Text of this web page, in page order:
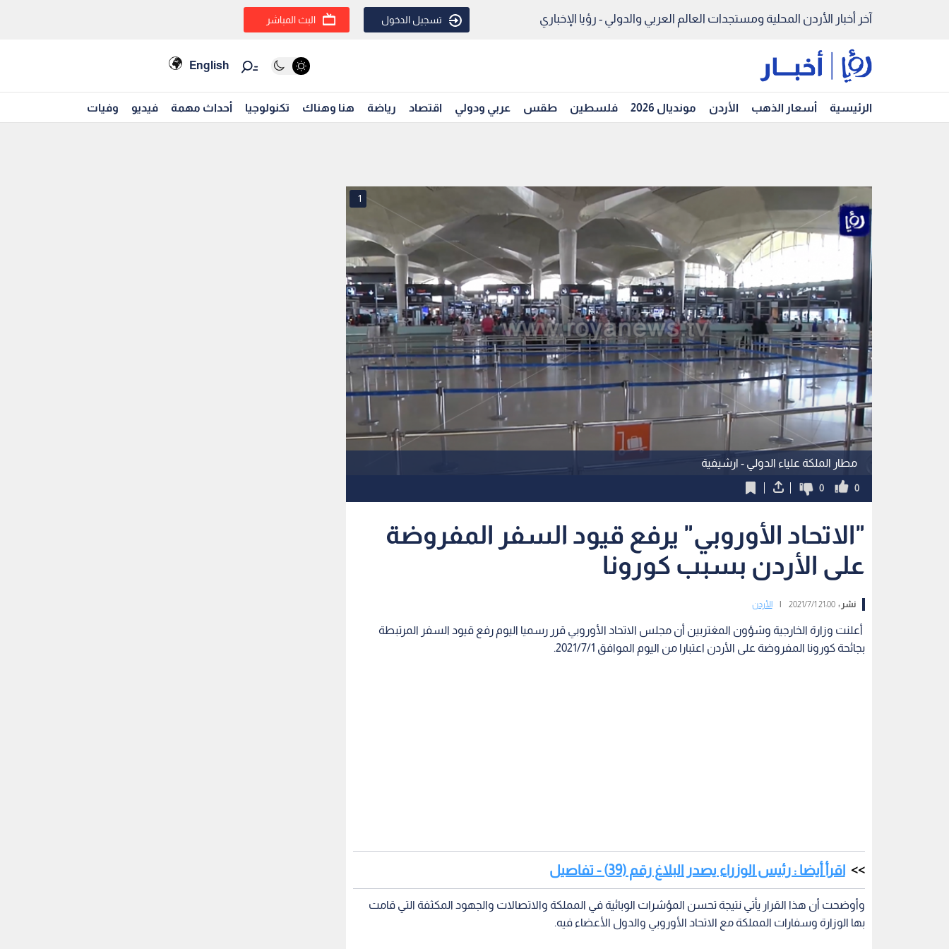
آخر أخبار الأردن المحلية ومستجدات العالم العربي والدولي - رؤيا الإخباري تسجيل الدخول البث المباشر
English
الرئيسية أسعار الذهب الأردن مونديال 2026 فلسطين طقس عربي ودولي اقتصاد رياضة هنا وهناك تكنولوجيا أحداث مهمة فيديو وفيات
مطار الملكة علياء الدولي - ارشيفية
1
0
0
"الاتحاد الأوروبي" يرفع قيود السفر المفروضة
على الأردن بسبب كورونا
نشر :21:00 2021/7/1 الأردن
أعلنت وزارة الخارجية وشؤون المغتربين أن مجلس الاتحاد الأوروبي قرر رسميا اليوم رفع قيود السفر المرتبطة
بجائحة كورونا المفروضة على الأردن اعتبارا من اليوم الموافق 2021/7/1.
اقرأ أيضا : رئيس الوزراء يصدر البلاغ رقم (39) - تفاصيل
وأوضحت أن هذا القرار يأتي نتيجة تحسن المؤشرات الوبائية في المملكة والاتصالات والجهود المكثفة التي قامت
بها الوزارة وسفارات المملكة مع الاتحاد الأوروبي والدول الأعضاء فيه.